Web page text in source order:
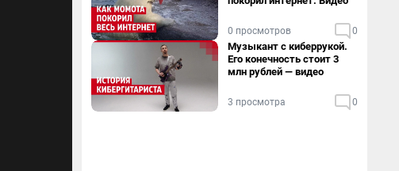
0 просмотров 0
Музыкант с киберрукой.
Его конечность стоит 3
млн рублей — видео
3 просмотра 0